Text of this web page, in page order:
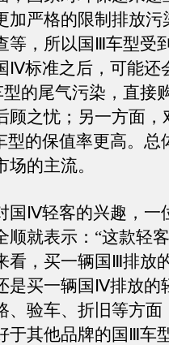
加严格的限制排放污
等，所以国Ⅲ车型受
Ⅳ标准之后，可能还
的尾气污染，直接
顾之忧；另一方面，
型的保值率更高。
的主流。
Ⅳ轻客的兴趣，一
顺就表示：“这款轻
看，买一辆国Ⅲ排放
是买一辆国Ⅳ排放的
、验车、折旧等方
于其他品牌的国Ⅲ车